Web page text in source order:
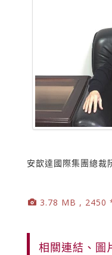
安歆達國際集團總裁
3.78 MB , 2450
相關連結、圖